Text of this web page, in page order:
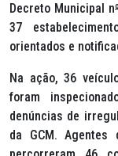
Decreto Municipal n
37
orientados e
Na ação, 36
foram
denúncias de
da GCM. Agentes